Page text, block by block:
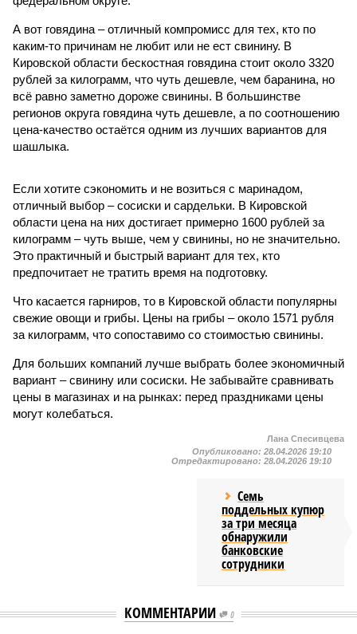
А вот говядина – отличный компромисс для тех, кто по
каким-то причинам не любит или не ест свинину. В
Кировской области бескостная говядина стоит около 3320
рублей за килограмм, что чуть дешевле, чем баранина, но
всё равно заметно дороже свинины. В большинстве
регионов округа говядина чуть дешевле, а по соотношению
цена-качество остаётся одним из лучших вариантов для
шашлыка.
Если хотите сэкономить и не возиться с маринадом,
отличный выбор – сосиски и сардельки. В Кировской
области цена на них достигает примерно 1600 рублей за
килограмм – чуть выше, чем у свинины, но не значительно.
Это практичный и быстрый вариант для тех, кто
предпочитает не тратить время на подготовку.
Что касается гарниров, то в Кировской области популярны
свежие овощи и грибы. Цены на грибы – около 1571 рубля
за килограмм, что сопоставимо со стоимостью свинины.
Для больших компаний лучше выбрать более экономичный
вариант – свинину или сосиски. Не забывайте сравнивать
цены в магазинах и на рынках: перед праздниками цены
могут колебаться.
Лана Спесивцева
Опубликовано: 28.04.2026 19:10
Отредактировано: 28.04.2026 19:10
Семь
поддельных купюр
за три месяца
обнаружили
банковские
сотрудники
КОММЕНТАРИИ 0